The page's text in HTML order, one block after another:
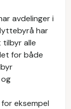
avdelinger i
har
tilbyr alle
for både
eksempel